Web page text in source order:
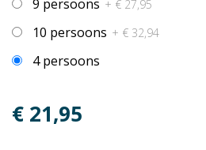
9 persoons + € 27,95
10 persoons + € 32,94
4 persoons
€ 21,95